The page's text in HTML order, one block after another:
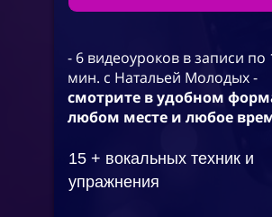
15 + вокальных техник и
упражнения
- 6 видеоуроков в записи по
мин. с Натальей Молодых -
смотрите в удобном
любом месте и любое